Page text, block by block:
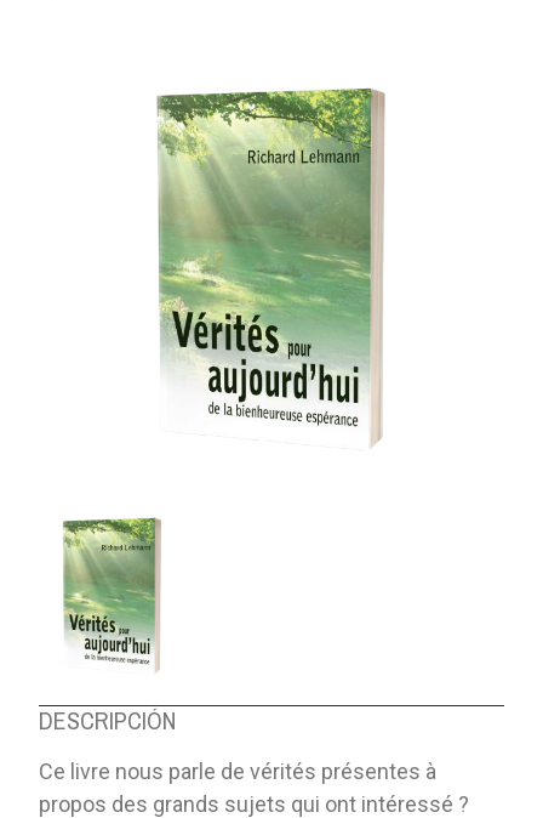
DESCRIPCIÓN
Ce livre nous parle de vérités présentes à
propos des grands sujets qui ont intéressé ?